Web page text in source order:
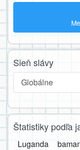
Sieň slávy
Globálne
Štatistiky podľa
Luganda